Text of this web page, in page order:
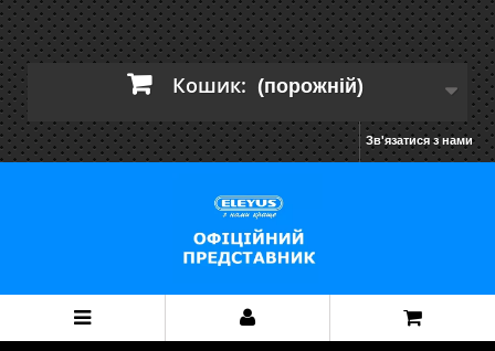
Кошик: (порожній)
Зв'язатися з нами